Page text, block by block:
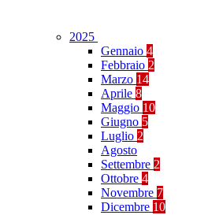
2025
Gennaio 4
Febbraio 2
Marzo 14
Aprile 8
Maggio 10
Giugno 5
Luglio 2
Agosto
Settembre 2
Ottobre 4
Novembre 7
Dicembre 10